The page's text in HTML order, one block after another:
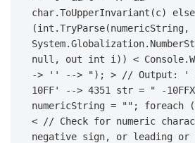
char.ToUpperInvariant(c)
(int.TryParse(numericString,
null, out int i)) <
-> '' --> "); > // Output: '
10FF' --> 4351 str = " -
numericString = ""; foreach
< // Check for numeric
negative sign, or leading